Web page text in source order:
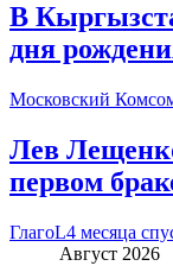
В
дня
Московский
Лев
первом
ГлагоL4 месяца
Август 2026